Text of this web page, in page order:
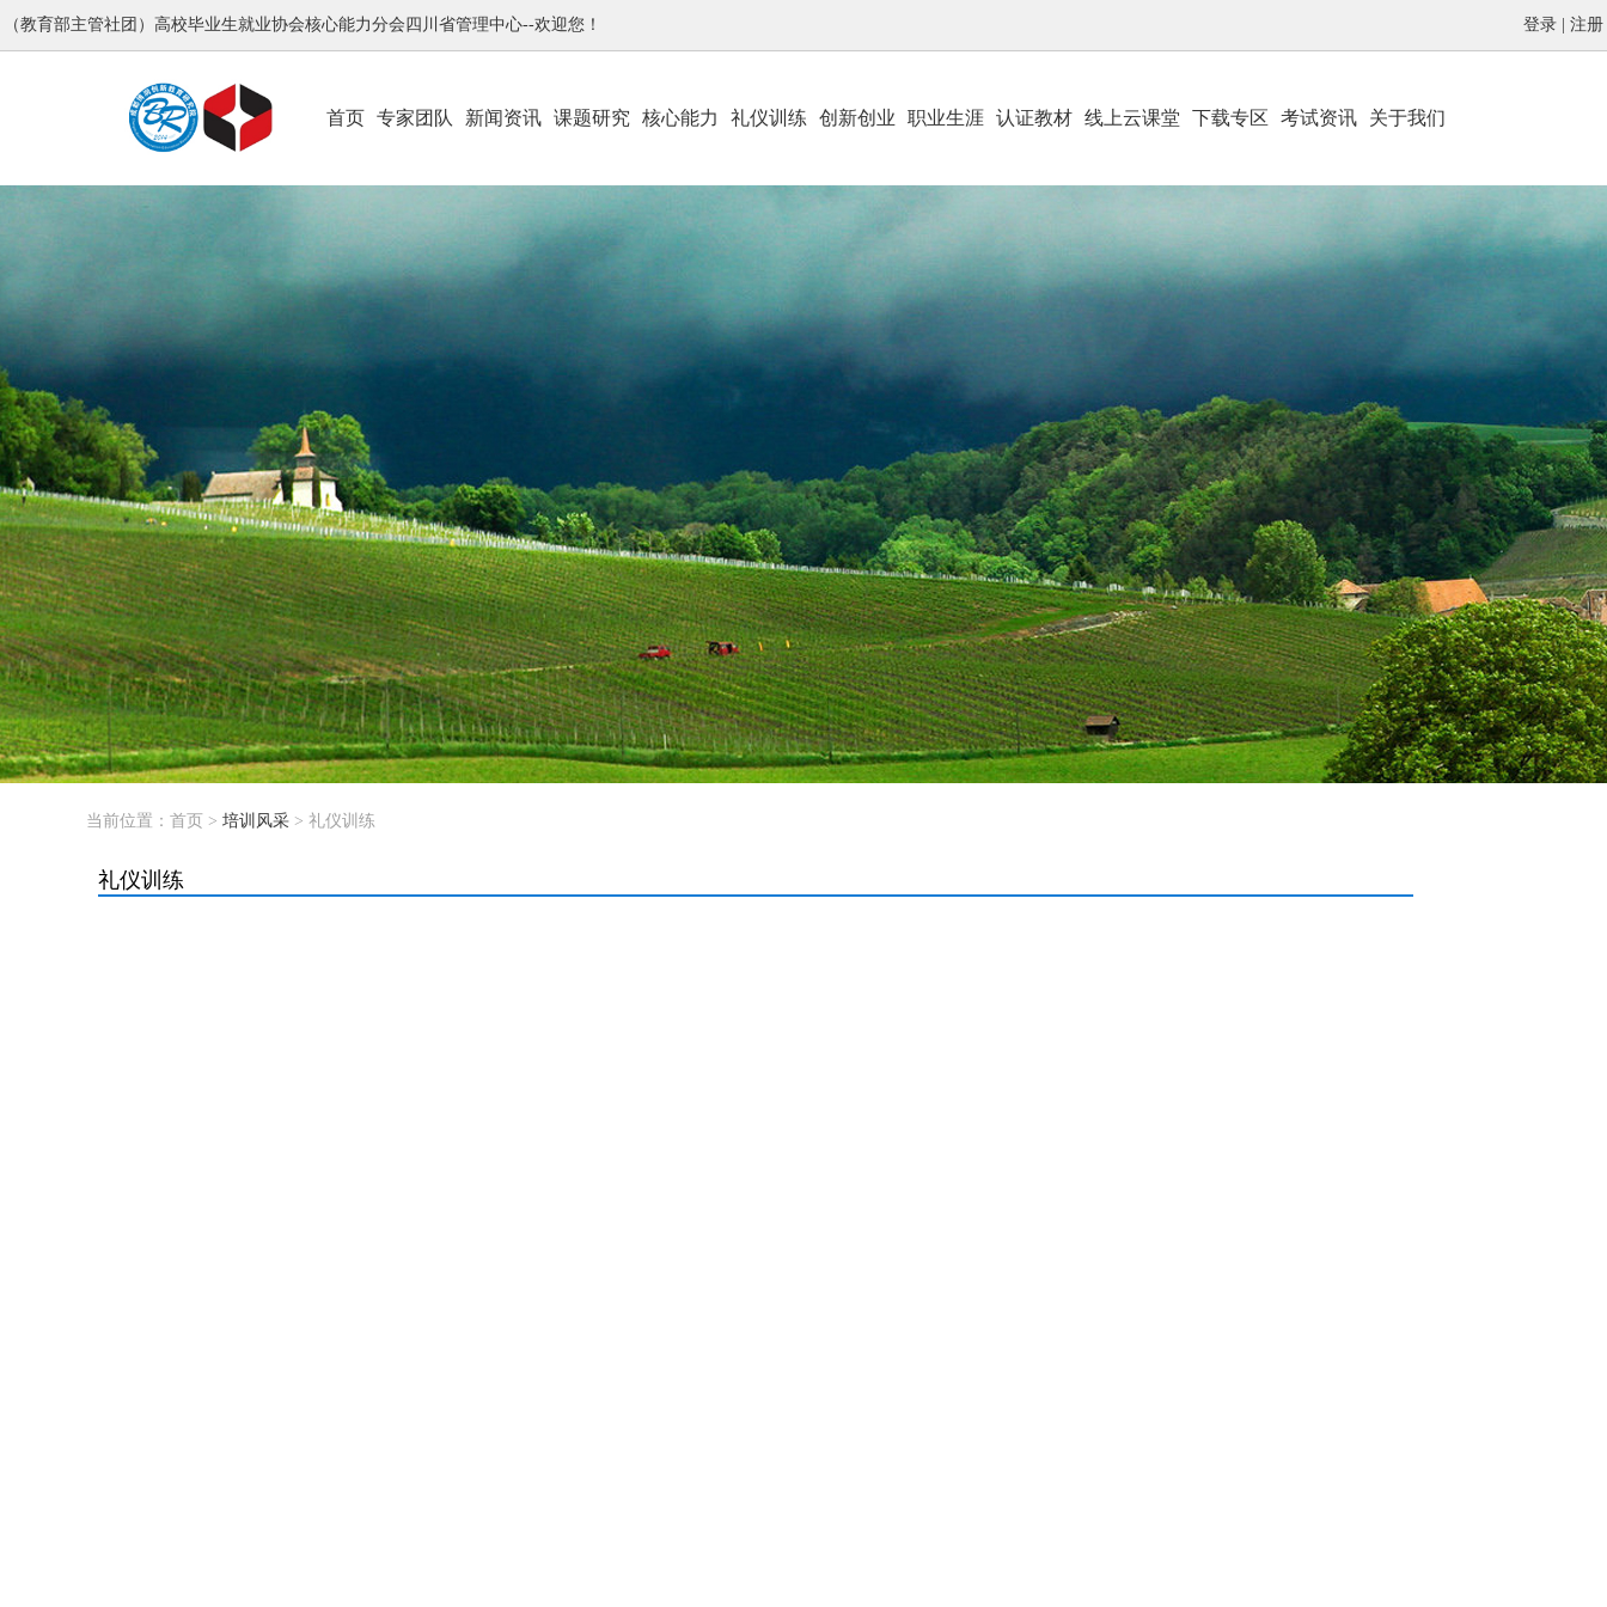
（教育部主管社团）高校毕业生就业协会核心能力分会四川省管理中心--欢迎您！ 登录 注册
首页 专家团队 新闻资讯 课题研究 核心能力 礼仪训练 创新创业 职业生涯 认证教材 线上云课堂 下载专区 考试资讯 关于我们
当前位置： 首页 > 培训风采 > 礼仪训练
礼仪训练